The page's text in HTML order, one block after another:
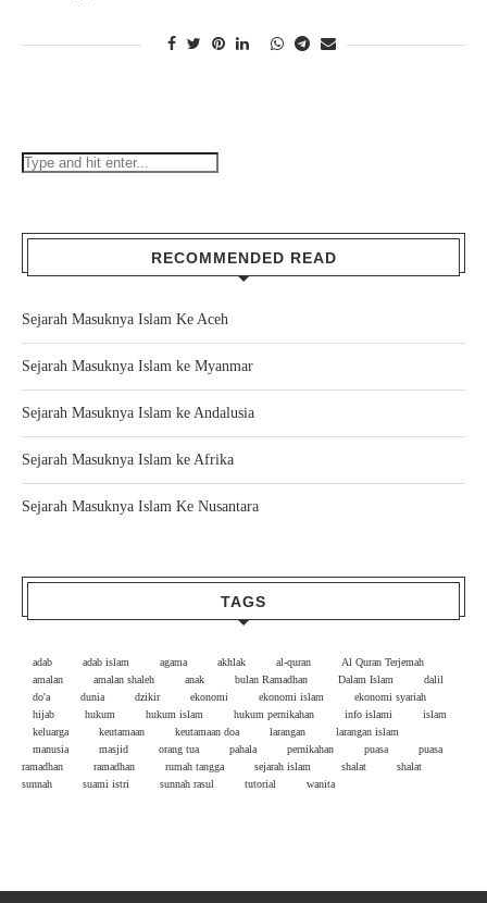
RECOMMENDED READ
Sejarah Masuknya Islam Ke Aceh
Sejarah Masuknya Islam ke Myanmar
Sejarah Masuknya Islam ke Andalusia
Sejarah Masuknya Islam ke Afrika
Sejarah Masuknya Islam Ke Nusantara
TAGS
adab adab islam agama akhlak al-quran
Al Quran Terjemah
amalan
amalan shaleh anak bulan Ramadhan Dalam Islam
dalil
do'a
dunia dzikir ekonomi ekonomi islam
ekonomi syariah
hijab
hukum hukum islam hukum pernikahan info islami
islam
keluarga
keutamaan keutamaan doa larangan
larangan islam
manusia
masjid orang tua pahala pernikahan puasa
puasa
ramadhan
ramadhan rumah tangga sejarah islam shalat
shalat
sunnah
suami istri sunnah rasul tutorial wanita